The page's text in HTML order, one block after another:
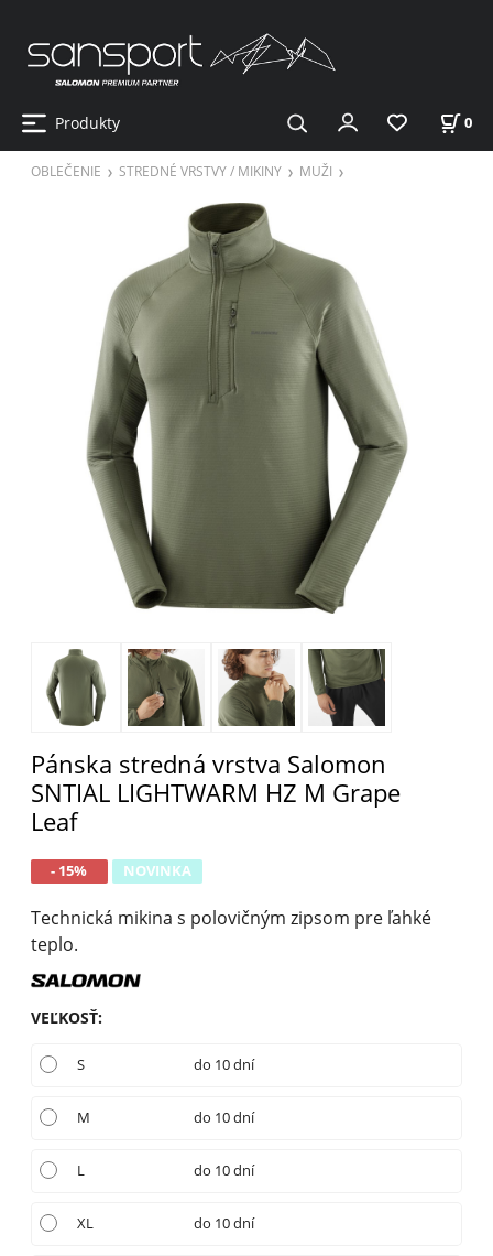
Produkty 0
OBLEČENIE STREDNÉ VRSTVY / MIKINY MUŽI
Pánska stredná vrstva Salomon
SNTIAL LIGHTWARM HZ M Grape
Leaf
- 15% NOVINKA
Technická mikina s polovičným zipsom pre ľahké
teplo.
VEĽKOSŤ:
S do 10 dní
M do 10 dní
L do 10 dní
XL do 10 dní